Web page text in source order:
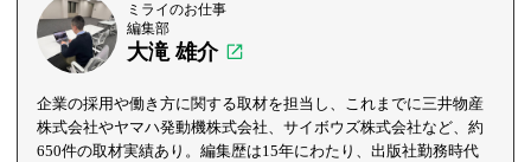
ミライのお仕事
編集部
大滝 雄介
企業の採用や働き方に関する取材を担当し、これまでに三井物産
株式会社やヤマハ発動機株式会社、サイボウズ株式会社など、約
650件の取材実績あり。編集歴は15年にわたり、出版社勤務時代